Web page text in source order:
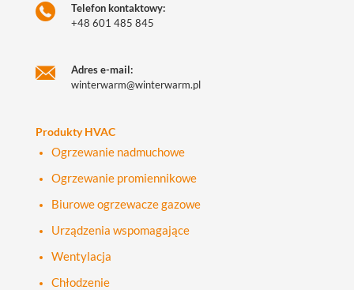
Telefon kontaktowy:
+48 601 485 845
Adres e-mail:
winterwarm@winterwarm.pl
Produkty HVAC
Ogrzewanie nadmuchowe
Ogrzewanie promiennikowe
Biurowe ogrzewacze gazowe
Urządzenia wspomagające
Wentylacja
Chłodzenie